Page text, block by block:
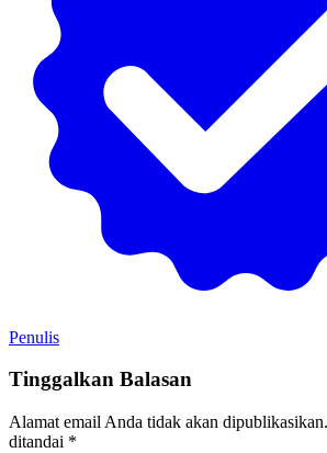
Penulis
Tinggalkan Balasan
Alamat email Anda tidak akan dipublikasikan.
ditandai *